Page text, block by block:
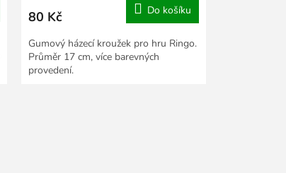
80 Kč Do košíku
Gumový házecí kroužek pro hru Ringo.
Průměr 17 cm, více barevných
provedení.